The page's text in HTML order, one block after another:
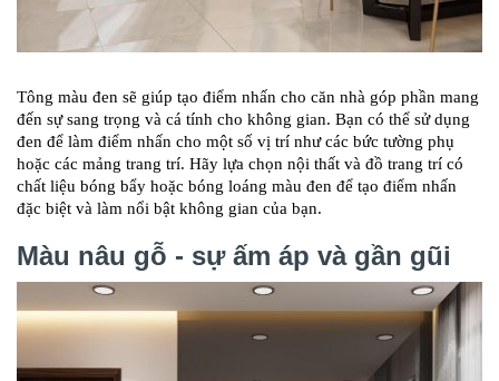
Tông màu đen sẽ giúp tạo điểm nhấn cho căn nhà góp phần mang
đến sự sang trọng và cá tính cho không gian. Bạn có thể sử dụng
đen để làm điểm nhấn cho một số vị trí như các bức tường phụ
hoặc các mảng trang trí. Hãy lựa chọn nội thất và đồ trang trí có
chất liệu bóng bẩy hoặc bóng loáng màu đen để tạo điểm nhấn
đặc biệt và làm nổi bật không gian của bạn.
Màu nâu gỗ - sự ấm áp và gần gũi